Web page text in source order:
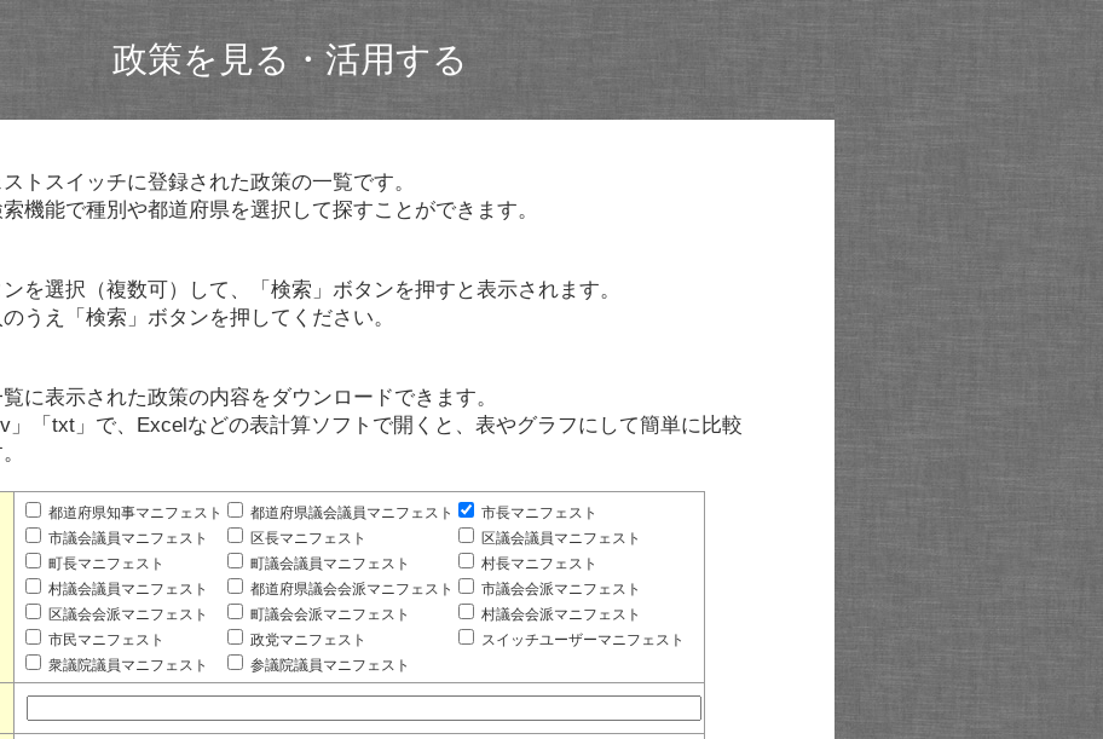
政策を見る・活用する
トスイッチに登録された政策の一覧です。
機能で種別や都道府県を選択して探すことができます。
を選択（複数可）して、「検索」ボタンを押すと表示されます。
うえ「検索」ボタンを押してください。
に表示された政策の内容をダウンロードできます。
」「txt」で、Excelなどの表計算ソフトで開くと、表やグラフにして簡単に比較
都道府県知事マニフェスト 都道府県議会議員マニフェスト
市長マニフェスト
市議会議員マニフェスト
区長マニフェスト
区議会議員マニフェスト
町長マニフェスト
町議会議員マニフェスト
村長マニフェスト
村議会議員マニフェスト
都道府県議会会派マニフェスト
市議会会派マニフェスト
区議会会派マニフェスト
町議会会派マニフェスト
村議会会派マニフェスト
市民マニフェスト
政党マニフェスト
スイッチユーザーマニフェスト
衆議院議員マニフェスト
参議院議員マニフェスト